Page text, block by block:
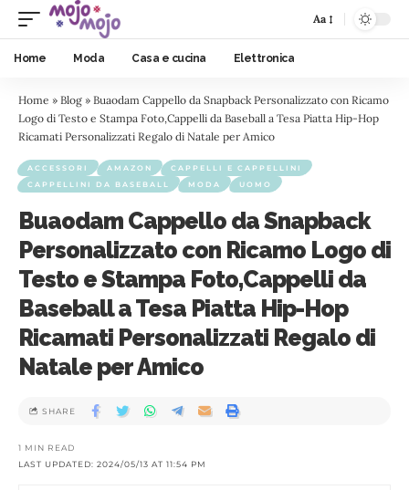
Aa
Home Moda Casa e cucina Elettronica
Home » Blog » Buaodam Cappello da Snapback Personalizzato con Ricamo
Logo di Testo e Stampa Foto,Cappelli da Baseball a Tesa Piatta Hip-Hop
Ricamati Personalizzati Regalo di Natale per Amico
ACCESSORI AMAZON
CAPPELLI E CAPPELLINI
CAPPELLINI DA BASEBALL
MODA UOMO
Buaodam Cappello da Snapback
Personalizzato con Ricamo Logo di
Testo e Stampa Foto,Cappelli da
Baseball a Tesa Piatta Hip-Hop
Ricamati Personalizzati Regalo di
Natale per Amico
LAST UPDATED: 2024/05/13 AT 11:54 PM
1 MIN READ
SHARE